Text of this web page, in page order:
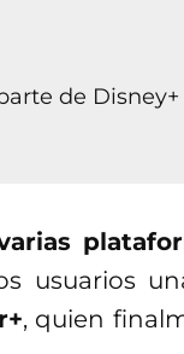
de Disney+
usuarios
, quien